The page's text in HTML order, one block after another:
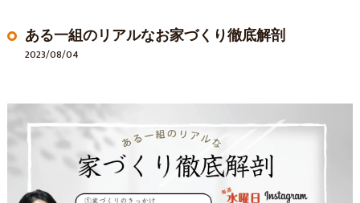
ある一組のリアルなお家づくり徹底解剖
2023/08/04